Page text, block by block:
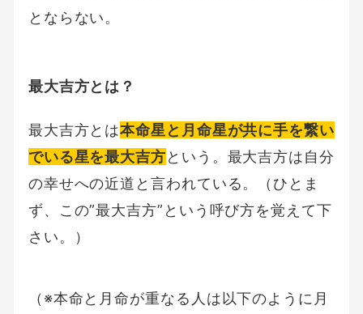
とならない。
最大吉方とは？
最大吉方とは本命星と月命星が共に手を繋い
でいる星を最大吉方という。最大吉方は自分
の幸せへの近道と言われている。（ひとま
ず、この”最大吉方”という呼び方を覚えて下
さい。）
（※本命と月命が重なる人は以下のように月